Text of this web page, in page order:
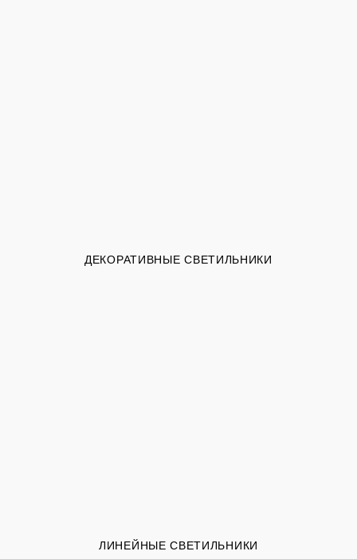
ДЕКОРАТИВНЫЕ СВЕТИЛЬНИКИ
ЛИНЕЙНЫЕ СВЕТИЛЬНИКИ